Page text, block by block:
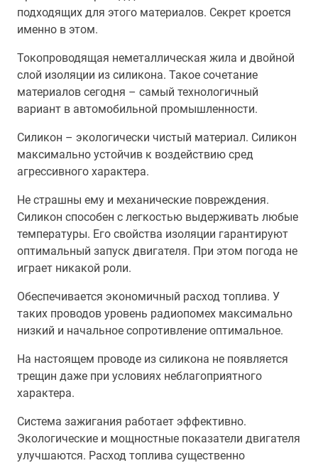
подходящих для этого материалов. Секрет кроется
именно в этом.
Токопроводящая неметаллическая жила и двойной
слой изоляции из силикона. Такое сочетание
материалов сегодня – самый технологичный
вариант в автомобильной промышленности.
Силикон – экологически чистый материал. Силикон
максимально устойчив к воздействию сред
агрессивного характера.
Не страшны ему и механические повреждения.
Силикон способен с легкостью выдерживать любые
температуры. Его свойства изоляции гарантируют
оптимальный запуск двигателя. При этом погода не
играет никакой роли.
Обеспечивается экономичный расход топлива. У
таких проводов уровень радиопомех максимально
низкий и начальное сопротивление оптимальное.
На настоящем проводе из силикона не появляется
трещин даже при условиях неблагоприятного
характера.
Система зажигания работает эффективно.
Экологические и мощностные показатели двигателя
улучшаются. Расход топлива существенно